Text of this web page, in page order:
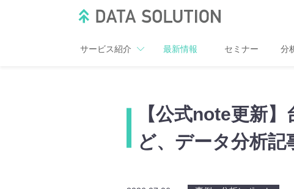
サービス紹介 最新情報 セミナー 分
【公式note更新
ど、データ分析記